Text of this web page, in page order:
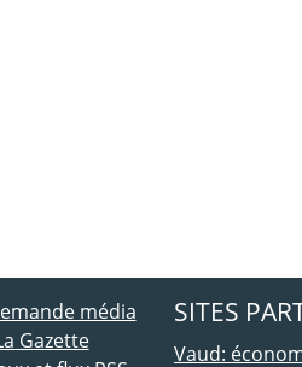
média
Gazette
SITES
Vaud: